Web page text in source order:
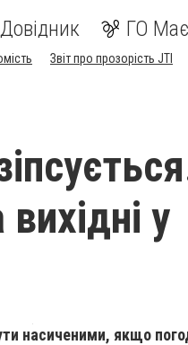
Довідник ГО
Звіт про прозорість JTI
у
насиченими, якщо